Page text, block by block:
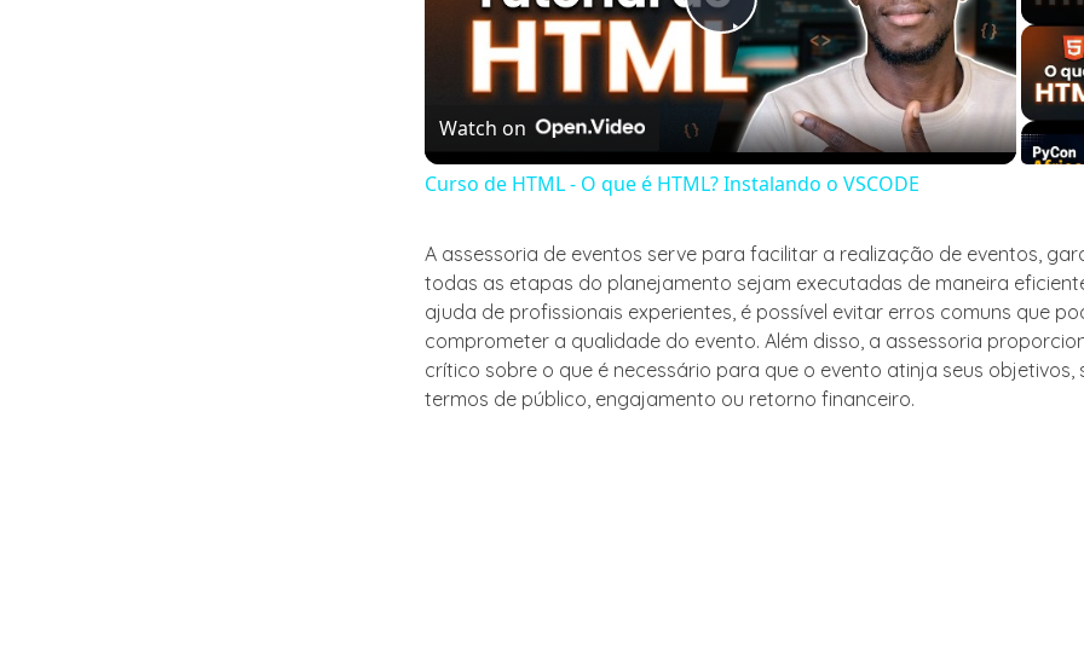
Play
Video
Watch on
Curso de HTML - O que é HTML? Instalando o VSCODE
A assessoria de eventos serve para facilitar a realização de eventos,
todas as etapas do planejamento sejam executadas de maneira
ajuda de profissionais experientes, é possível evitar erros comuns que
comprometer a qualidade do evento. Além disso, a assessoria
crítico sobre o que é necessário para que o evento atinja seus objetivos,
termos de público, engajamento ou retorno financeiro.